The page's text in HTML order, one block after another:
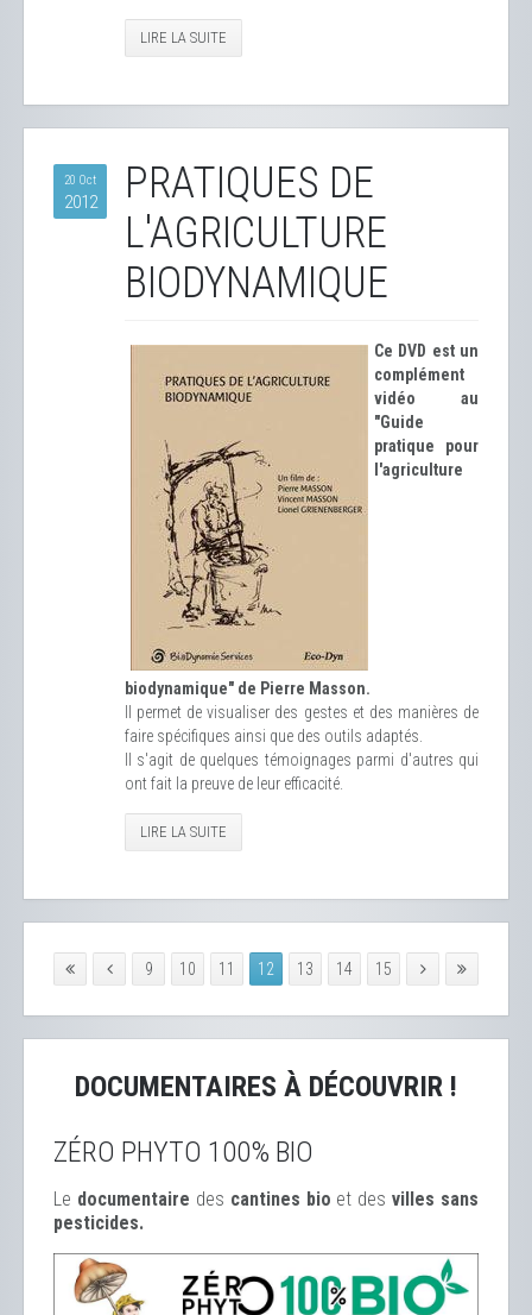
LIRE LA SUITE
20 Oct
2012
PRATIQUES DE
L'AGRICULTURE
BIODYNAMIQUE
Ce DVD est un
complément
vidéo au
"Guide
pratique pour
l'agriculture
biodynamique" de Pierre Masson.
Il permet de visualiser des gestes et des manières de
faire spécifiques ainsi que des outils adaptés.
Il s'agit de quelques témoignages parmi d'autres qui
ont fait la preuve de leur efficacité.
LIRE LA SUITE
9 10 11 12 13 14 15
DOCUMENTAIRES À DÉCOUVRIR !
ZÉRO PHYTO 100% BIO
Le documentaire des cantines bio et desvilles sans
pesticides.